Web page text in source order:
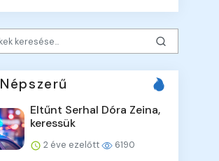
Népszerű
Eltűnt Serhal Dóra Zeina,
keressük
2 éve ezelőtt 6190